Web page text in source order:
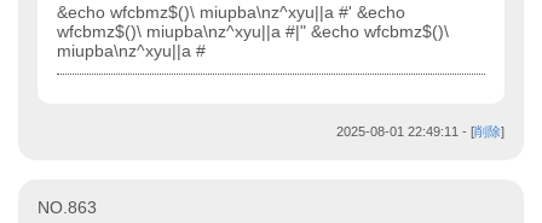
&echo wfcbmz$()\ miupba\nz^xyu||a #' &echo
wfcbmz$()\ miupba\nz^xyu||a #|" &echo wfcbmz$()\
miupba\nz^xyu||a #
2025-08-01 22:49:11 - [削除]
NO.863